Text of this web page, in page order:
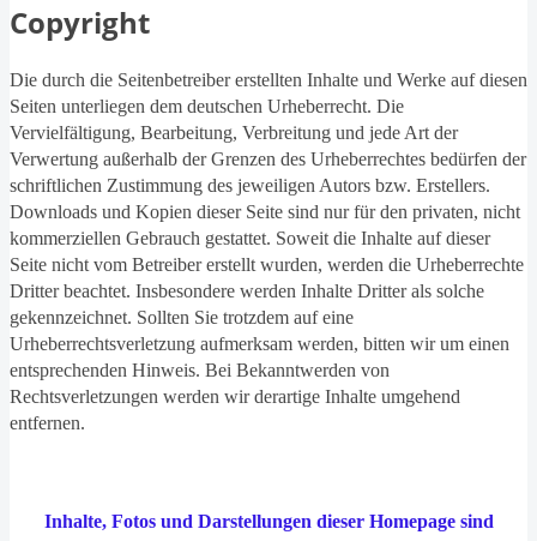
Copyright
Die durch die Seitenbetreiber erstellten Inhalte und Werke auf diesen
Seiten unterliegen dem deutschen Urheberrecht. Die
Vervielfältigung, Bearbeitung, Verbreitung und jede Art der
Verwertung außerhalb der Grenzen des Urheberrechtes bedürfen der
schriftlichen Zustimmung des jeweiligen Autors bzw. Erstellers.
Downloads und Kopien dieser Seite sind nur für den privaten, nicht
kommerziellen Gebrauch gestattet. Soweit die Inhalte auf dieser
Seite nicht vom Betreiber erstellt wurden, werden die Urheberrechte
Dritter beachtet. Insbesondere werden Inhalte Dritter als solche
gekennzeichnet. Sollten Sie trotzdem auf eine
Urheberrechtsverletzung aufmerksam werden, bitten wir um einen
entsprechenden Hinweis. Bei Bekanntwerden von
Rechtsverletzungen werden wir derartige Inhalte umgehend
entfernen.
Inhalte, Fotos und Darstellungen dieser Homepage sind